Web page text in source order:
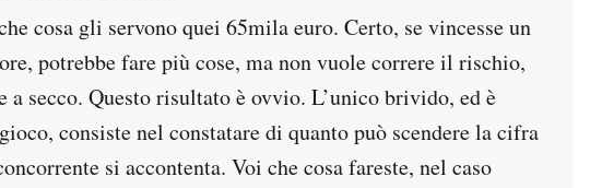
cosa gli servono quei 65mila euro. Certo, se vincesse un
potrebbe fare più cose, ma non vuole correre il rischio,
a secco. Questo risultato è ovvio. L’unico brivido, ed è
consiste nel constatare di quanto può scendere la cifra
si accontenta. Voi che cosa fareste, nel caso